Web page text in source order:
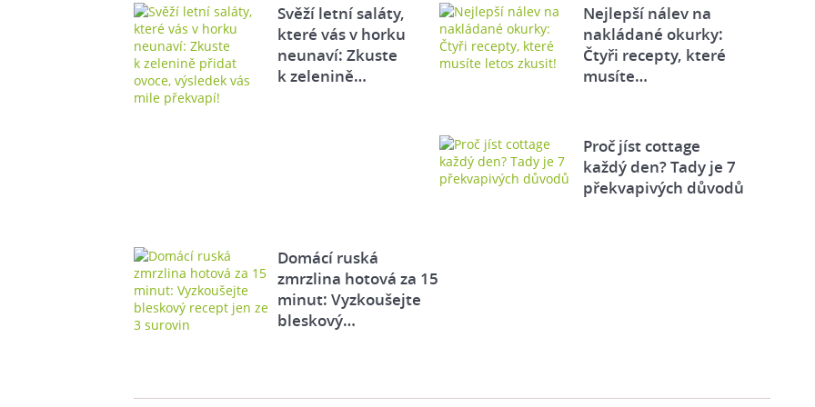
Svěží letní saláty,
které vás v horku
neunaví: Zkuste
k zelenině…
Nejlepší nálev na
nakládané okurky:
Čtyři recepty, které
musíte…
Proč jíst cottage
každý den? Tady je 7
překvapivých důvodů
Domácí ruská
zmrzlina hotová za 15
minut: Vyzkoušejte
bleskový…